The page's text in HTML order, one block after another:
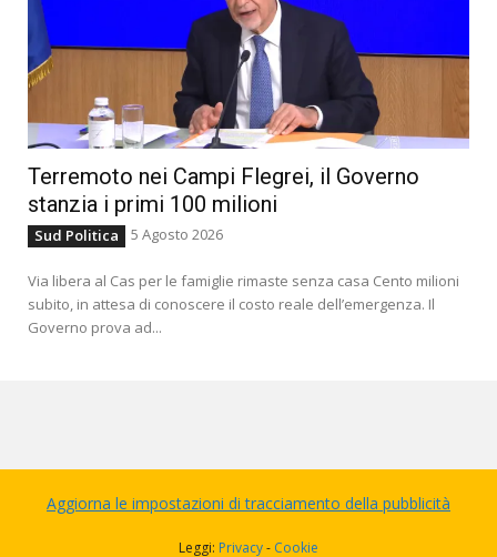
Terremoto nei Campi Flegrei, il Governo
stanzia i primi 100 milioni
Sud Politica 5 Agosto 2026
Via libera al Cas per le famiglie rimaste senza casa Cento milioni
subito, in attesa di conoscere il costo reale dell’emergenza. Il
Governo prova ad...
Aggiorna le impostazioni di tracciamento della pubblicità
Leggi: Privacy- Cookie